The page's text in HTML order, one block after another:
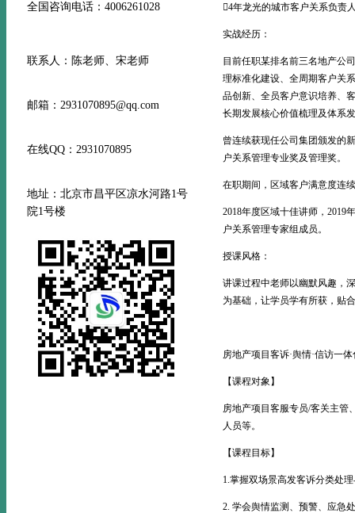
全国咨询电话：4006261028
联系人：陈老师、宋老师
邮箱：2931070895@qq.com
在线QQ：2931070895
地址：北京市昌平区凉水河路1号
院1号楼
4年龙光的城市客户关系负责
实战经历：
目前任职某排名前三名地产公
理标准化建设、全周期客户关
品创新、全员客户意识培养、
长期发展核心价值梳理及体系
曾连续获现任公司集团颁发的
户关系管理专业奖及管理奖。
在职期间，区域客户满意度连
2018年度区域十佳讲师，2019
户关系管理专家组成员。
授课风格：
讲课过程中老师以幽默风趣，
为基础，让学员学有所获，贴
房地产项目客诉·舆情·信访一
【课程对象】
房地产项目客服专员/客关主管
人员等。
【课程目标】
1.掌握双场景高发客诉分类处
2. 学会舆情监测、预警、应急